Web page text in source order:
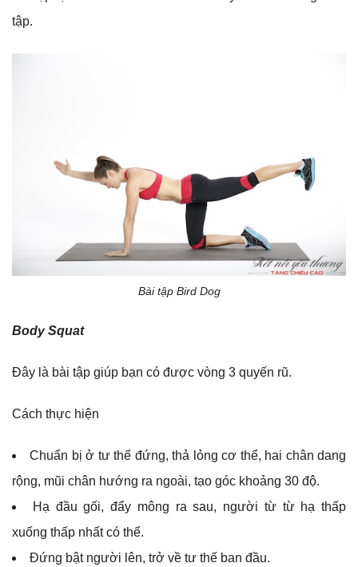
tập.
Bài tập Bird Dog
Body Squat
Đây là bài tập giúp bạn có được vòng 3 quyến rũ.
Cách thực hiện
Chuẩn bị ở tư thế đứng, thả lỏng cơ thể, hai chân dang
rộng, mũi chân hướng ra ngoài, tạo góc khoảng 30 độ.
Hạ đầu gối, đẩy mông ra sau, người từ từ hạ thấp
xuống thấp nhất có thể.
Đứng bật người lên, trở về tư thế ban đầu.